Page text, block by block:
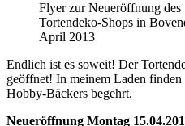
Flyer zur Neueröffnung des
Tortendeko-Shops in
April 2013
Endlich ist es soweit! Der
geöffnet! In meinem Laden
Hobby-Bäckers begehrt.
Neueröffnung Montag